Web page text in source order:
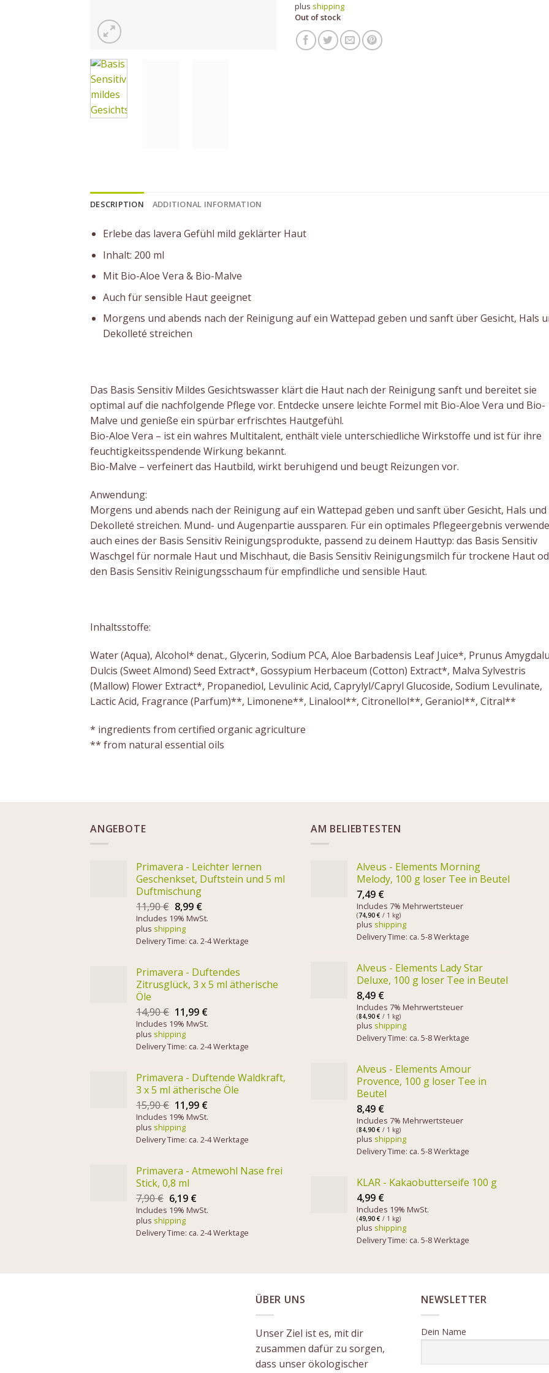
plus shipping
Out of stock
DESCRIPTION ADDITIONAL INFORMATION
Erlebe das lavera Gefühl mild geklärter Haut
Inhalt: 200 ml
Mit Bio-Aloe Vera & Bio-Malve
Auch für sensible Haut geeignet
Morgens und abends nach der Reinigung auf ein Wattepad geben und sanft über Gesicht, Hals
Dekolleté streichen
Das Basis Sensitiv Mildes Gesichtswasser klärt die Haut nach der Reinigung sanft und bereitet sie
optimal auf die nachfolgende Pflege vor. Entdecke unsere leichte Formel mit Bio-Aloe Vera und Bio-
Malve und genieße ein spürbar erfrischtes Hautgefühl.
Bio-Aloe Vera – ist ein wahres Multitalent, enthält viele unterschiedliche Wirkstoffe und ist für ihre
feuchtigkeitsspendende Wirkung bekannt.
Bio-Malve – verfeinert das Hautbild, wirkt beruhigend und beugt Reizungen vor.
Anwendung:
Morgens und abends nach der Reinigung auf ein Wattepad geben und sanft über Gesicht, Hals und
Dekolleté streichen. Mund- und Augenpartie aussparen. Für ein optimales Pflegeergebnis verwende
auch eines der Basis Sensitiv Reinigungsprodukte, passend zu deinem Hauttyp: das Basis Sensitiv
Waschgel für normale Haut und Mischhaut, die Basis Sensitiv Reinigungsmilch für trockene Haut
den Basis Sensitiv Reinigungsschaum für empfindliche und sensible Haut.
Inhaltsstoffe:
Water (Aqua), Alcohol* denat., Glycerin, Sodium PCA, Aloe Barbadensis Leaf Juice*, Prunus
Dulcis (Sweet Almond) Seed Extract*, Gossypium Herbaceum (Cotton) Extract*, Malva Sylvestris
(Mallow) Flower Extract*, Propanediol, Levulinic Acid, Caprylyl/Capryl Glucoside, Sodium Levulinate,
Lactic Acid, Fragrance (Parfum)**, Limonene**, Linalool**, Citronellol**, Geraniol**, Citral**
* ingredients from certified organic agriculture
** from natural essential oils
ANGEBOTE
Primavera - Leichter lernen
Geschenkset, Duftstein und 5 ml
Duftmischung
11,90€ 8,99 €
Includes 19% MwSt.
plus shipping
Delivery Time: ca. 2-4 Werktage
Primavera - Duftendes
Zitrusglück, 3 x 5 ml ätherische
Öle
14,90€ 11,99 €
Includes 19% MwSt.
plus shipping
Delivery Time: ca. 2-4 Werktage
Primavera - Duftende Waldkraft,
3 x 5 ml ätherische Öle
15,90€ 11,99 €
Includes 19% MwSt.
plus shipping
Delivery Time: ca. 2-4 Werktage
Primavera - Atmewohl Nase frei
Stick, 0,8 ml
7,90€ 6,19 €
Includes 19% MwSt.
plus shipping
Delivery Time: ca. 2-4 Werktage
AM BELIEBTESTEN
Alveus - Elements Morning
Melody, 100 g loser Tee in Beutel
7,49 €
Includes 7% Mehrwertsteuer
(74,90 € / 1 kg)
plus shipping
Delivery Time: ca. 5-8 Werktage
Alveus - Elements Lady Star
Deluxe, 100 g loser Tee in Beutel
8,49 €
Includes 7% Mehrwertsteuer
(84,90 € / 1 kg)
plus shipping
Delivery Time: ca. 5-8 Werktage
Alveus - Elements Amour
Provence, 100 g loser Tee in
Beutel
8,49 €
Includes 7% Mehrwertsteuer
(84,90 € / 1 kg)
plus shipping
Delivery Time: ca. 5-8 Werktage
KLAR - Kakaobutterseife 100 g
4,99 €
Includes 19% MwSt.
(49,90 € / 1 kg)
plus shipping
Delivery Time: ca. 5-8 Werktage
ÜBER UNS
Unser Ziel ist es, mit dir
zusammen dafür zu sorgen,
dass unser ökologischer
NEWSLETTER
Dein Name